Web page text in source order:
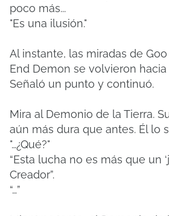
poco más...
"Es una ilusión."
Al instante, las miradas de
End Demon se volvieron hacia
Señaló un punto y continuó.
Mira al Demonio de la Tierra.
aún más dura que antes. Él lo
"…¿Qué?"
“Esta lucha no es más que un
Creador”.
“…”